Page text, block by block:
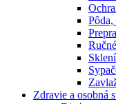
Zdravie a osobná